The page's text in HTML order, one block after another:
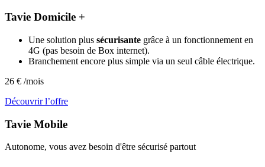
Tavie Domicile +
Une solution plus sécurisante grâce à un fonctionnement en
4G (pas besoin de Box internet).
Branchement encore plus simple via un seul câble électrique.
26 € /mois
Découvrir l’offre
Tavie Mobile
Autonome, vous avez besoin d'être sécurisé partout